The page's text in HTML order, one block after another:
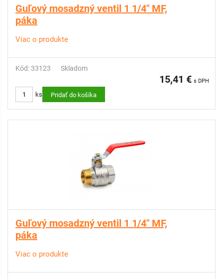
Guľový mosadzný ventil 1 1/4" MF,
páka
Viac o produkte
Kód: 33123 Skladom
15,41 € s DPH
ks Pridať do košíka
Guľový mosadzný ventil 1 1/4" MF,
páka
Viac o produkte